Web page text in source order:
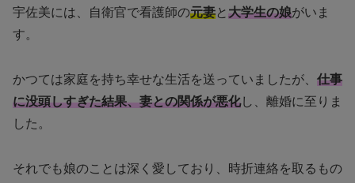
宇佐美には、自衛官で看護師の元妻と 大学生の娘がいま
す。
かつては家庭を持ち幸せな生活を送っていましたが、 仕事
に没頭しすぎた結果、妻との関係が悪化し、離婚に至りま
した。
それでも娘のことは深く愛しており、時折連絡を取るもの